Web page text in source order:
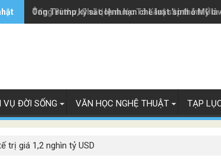
Ông Trump ký sắc lệnh hạn chế luật 'sinh ở Mỹ là
Tổng Bí thư, Chủ tịch nước Tô Lâm sắp thăm Úc
VỤ ĐỜI SỐNG VĂN HỌC NGHỆ THUẬT TẠP
trị giá 1,2 nghìn tỷ USD